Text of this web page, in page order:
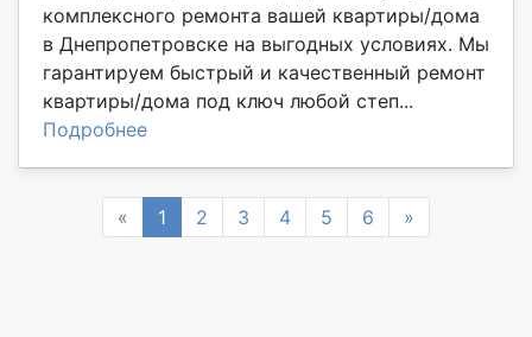
комплексного ремонта вашей квартиры/дома
в Днепропетровске на выгодных условиях. Мы
гарантируем быстрый и качественный ремонт
квартиры/дома под ключ любой степ...
Подробнее
« Previous
1 2 3 4 5 6 »